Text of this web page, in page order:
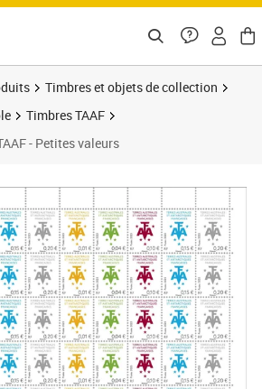
Timbres et objets de collection
Timbres TAAF
- Petites valeurs